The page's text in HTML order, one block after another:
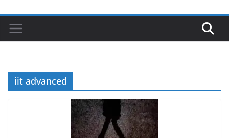
iit advanced